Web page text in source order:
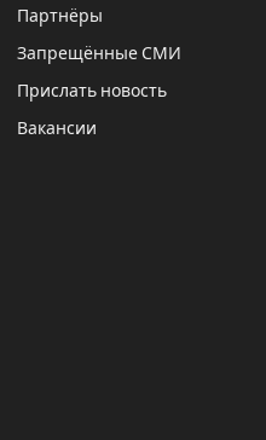
Партнёры
Запрещённые СМИ
Прислать новость
Вакансии